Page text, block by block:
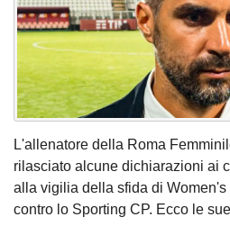
L'allenatore della Roma
rilasciato alcune dichiarazioni ai
alla vigilia della sfida di
contro lo Sporting CP. Ecco le